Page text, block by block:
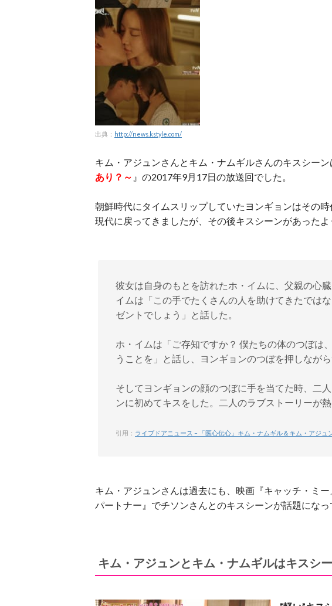
出典： http://news.kstyle.com/
キム・アジュンさんとキム・ナムギルさんのキスシー
あり？～ 』の2017年9月17日の放送回でした。
朝鮮時代にタイムスリップしていたヨンギョンはその
現代に戻ってきましたが、その後キスシーンがあったよ
彼女は自身のもとを訪れたホ・イムに、父親の心
イムは「この手でたくさんの人を助けてきたでは
ゼントでしょう」と話した。
ホ・イムは「ご存知ですか？ 僕たちの体のつぼは
うことを」と話し、ヨンギョンのつぼを押しながら
そしてヨンギョンの顔のつぼに手を当てた時、二
ンに初めてキスをした。二人のラブストーリーが熱
引用： ライブドアニュース – 「医心伝心」キム・ナムギル＆キム・アジュ
キム・アジュンさんは過去にも、映画『キャッチ・ミ
パートナー』でチソンさんとのキスシーンが話題にな
キム・アジュンとキム・ナムギルはキスシ